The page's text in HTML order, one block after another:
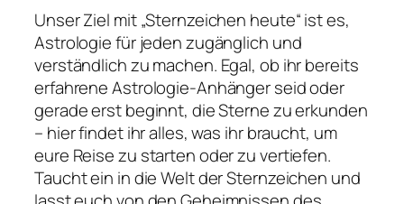
Unser Ziel mit „Sternzeichen heute“ ist es,
Astrologie für jeden zugänglich und
verständlich zu machen. Egal, ob ihr bereits
erfahrene Astrologie-Anhänger seid oder
gerade erst beginnt, die Sterne zu erkunden
– hier findet ihr alles, was ihr braucht, um
eure Reise zu starten oder zu vertiefen.
Taucht ein in die Welt der Sternzeichen und